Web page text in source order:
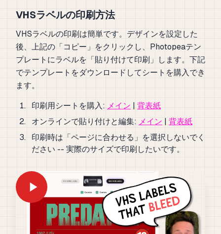
VHSラベルの印刷方法
VHSラベルの印刷は簡単です。デザインを設定した
後、上記の「コピー」をクリックし、Photopeaテン
プレートにラベルを「貼り付けて印刷」します。下記
でテンプレートをダウンロードしてシートを購入でき
ます。
印刷用シートを購入: メイン | 背表紙
オンラインで貼り付けと編集: メイン | 背表紙
印刷時は「ページに合わせる」を選択しないでく
ださい -- 実際のサイズで印刷したいです。